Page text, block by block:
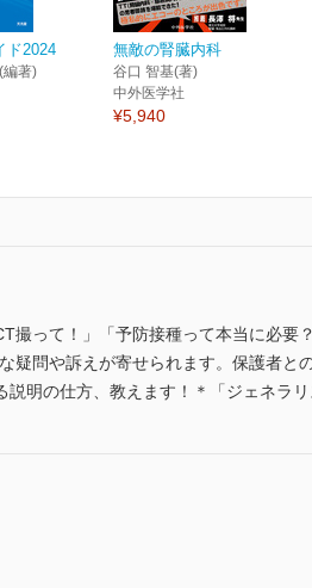
ド2024
編著)
無敵の腎臓内科
谷口 智基(著)
中外医学社
¥5,940
撮って！」「予防接種って本当に必
疑問や訴えが寄せられます。保護者と
明の仕方、教えます！＊「ジェネラ